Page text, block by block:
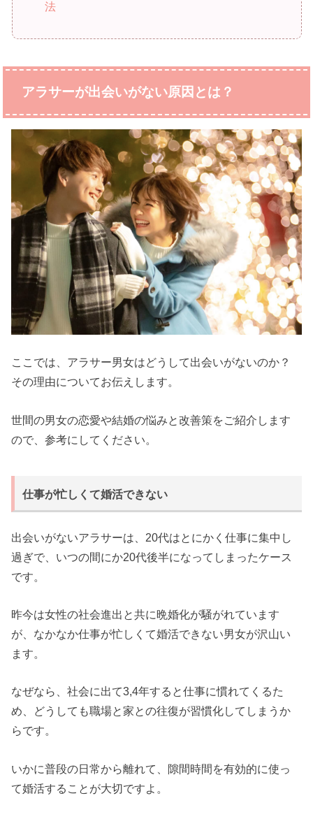
法
アラサーが出会いがない原因とは？
ここでは、アラサー男女はどうして出会いがないのか？
その理由についてお伝えします。
世間の男女の恋愛や結婚の悩みと改善策をご紹介します
ので、参考にしてください。
仕事が忙しくて婚活できない
出会いがないアラサーは、20代はとにかく仕事に集中し
過ぎで、いつの間にか20代後半になってしまったケース
です。
昨今は女性の社会進出と共に晩婚化が騒がれています
が、なかなか仕事が忙しくて婚活できない男女が沢山い
ます。
なぜなら、社会に出て3,4年すると仕事に慣れてくるた
め、どうしても職場と家との往復が習慣化してしまうか
らです。
いかに普段の日常から離れて、隙間時間を有効的に使っ
て婚活することが大切ですよ。